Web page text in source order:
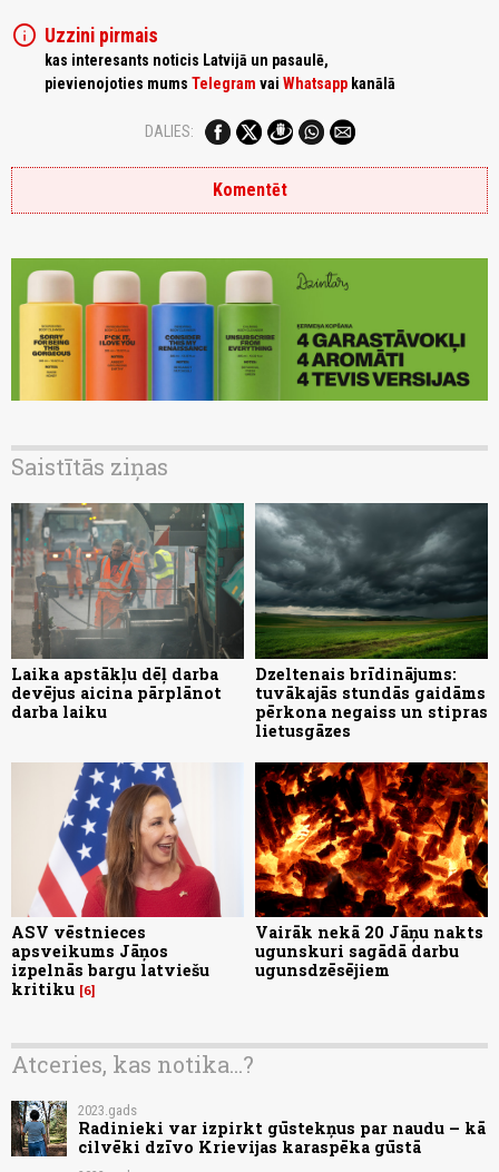
info Uzzini pirmais
kas interesants noticis Latvijā un pasaulē,
pievienojoties mums Telegram vai Whatsapp kanālā
DALIES:
Komentēt
Saistītās ziņas
Laika apstākļu dēļ darba
devējus aicina pārplānot
darba laiku
Dzeltenais brīdinājums:
tuvākajās stundās gaidāms
pērkona negaiss un stipras
lietusgāzes
ASV vēstnieces
apsveikums Jāņos
izpelnās bargu latviešu
kritiku 6
Vairāk nekā 20 Jāņu nakts
ugunskuri sagādā darbu
ugunsdzēsējiem
Atceries, kas notika...?
2023.gads
Radinieki var izpirkt gūstekņus par naudu – kā
cilvēki dzīvo Krievijas karaspēka gūstā